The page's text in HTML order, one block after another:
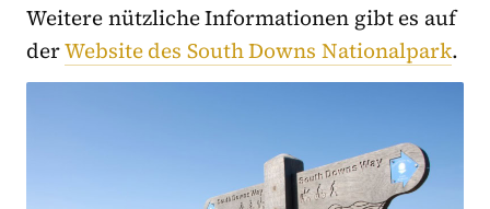
Weitere nützliche Informationen gibt es auf
derWebsite des South Downs Nationalpark.